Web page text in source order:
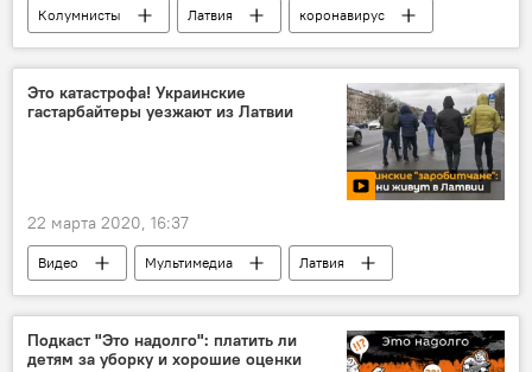
Колумнисты Латвия коронавирус
Это катастрофа! Украинские
гастарбайтеры уезжают из Латвии
22 марта 2020, 16:37
Видео Мультимедиа
Латвия
Украина
гастарбайтеры
Подкаст "Это надолго": платить ли
детям за уборку и хорошие оценки